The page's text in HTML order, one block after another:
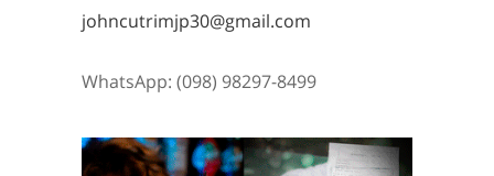
johncutrimjp30@gmail.com
WhatsApp: (098) 98297-8499